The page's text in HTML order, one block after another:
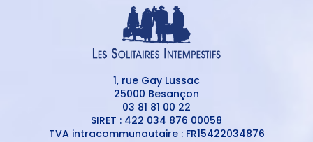
1, rue Gay Lussac
25000 Besançon
03 81 81 00 22
SIRET : 422 034 876 00058
TVA intracommunautaire : FR15422034876